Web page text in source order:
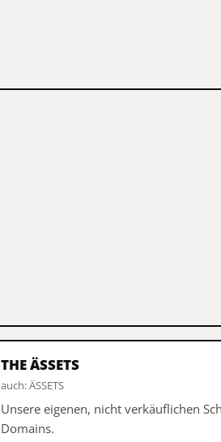
THE ÄSSETS
auch: ÄSSETS
Unsere eigenen, nicht verkäuflichen
Domains.